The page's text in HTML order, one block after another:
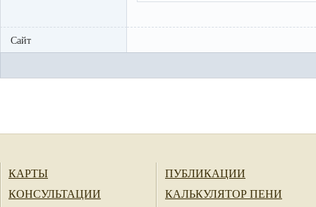
Сайт
КАРТЫ
КОНСУЛЬТАЦИИ
ПУБЛИКАЦИИ
КАЛЬКУЛЯТОР ПЕНИ